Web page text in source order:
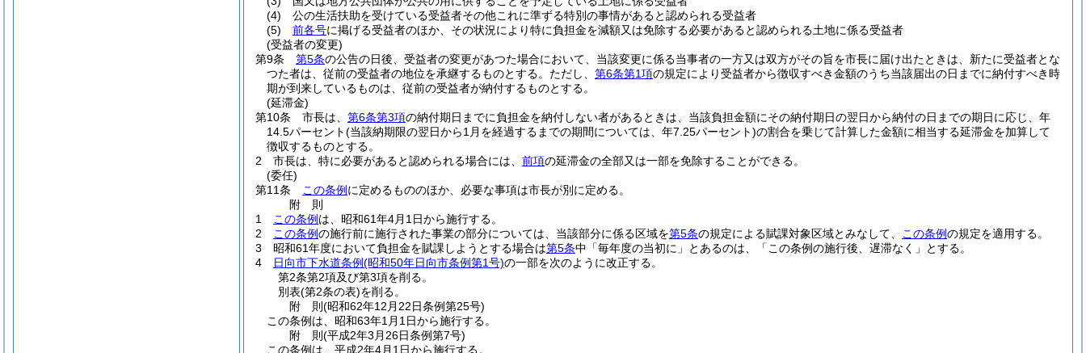
(4)
公の生活扶助を受けている受益者その他これに準ずる特別の事情があると認められる受益者
(5)
前各号に掲げる受益者のほか、その状況により特に負担金を減額又は免除する必要があると認められる土地に係る受益者
(受益者の変更)
第9条
第5条の公告の日後、受益者の変更があつた場合において、当該変更に係る当事者の一方又は双方がその旨を市長に届け出たときは、新たに受益者とな
つた者は、従前の受益者の地位を承継するものとする。 ただし、 第6条第1項の規定により受益者から徴収すべき金額のうち当該届出の日までに納付すべき時
期が到来しているものは、従前の受益者が納付するものとする。
(延滞金)
第10条
市長は、 第6条第3項の納付期日までに負担金を納付しない者があるときは、当該負担金額にその納付期日の翌日から納付の日までの期日に応じ、年
14.5パーセント(当該納期限の翌日から1月を経過するまでの期間については、年7.25パーセント)の割合を乗じて計算した金額に相当する延滞金を加算して
徴収するものとする。
2
市長は、特に必要があると認められる場合には、 前項の延滞金の全部又は一部を免除することができる。
(委任)
第11条
この条例 に定めるもののほか、必要な事項は市長が別に定める。
附 則
1
この条例 は、昭和61年4月1日から施行する。
2
この条例の施行前に施行された事業の部分については、当該部分に係る区域を第5条の規定による賦課対象区域とみなして、 この条例の規定を適用する。
3
昭和61年度において負担金を賦課しようとする場合は第5条中「毎年度の当初に」とあるのは、「この条例の施行後、遅滞なく」とする。
4
日向市下水道条例(昭和50年日向市条例第1号)の一部を次のように改正する。
第2条第2項及び第3項を削る。
別表(第2条の表)を削る。
附 則(昭和62年12月22日条例第25号)
この条例は、昭和63年1月1日から施行する。
附 則(平成2年3月26日条例第7号)
この条例は、平成2年4月1日から施行する。